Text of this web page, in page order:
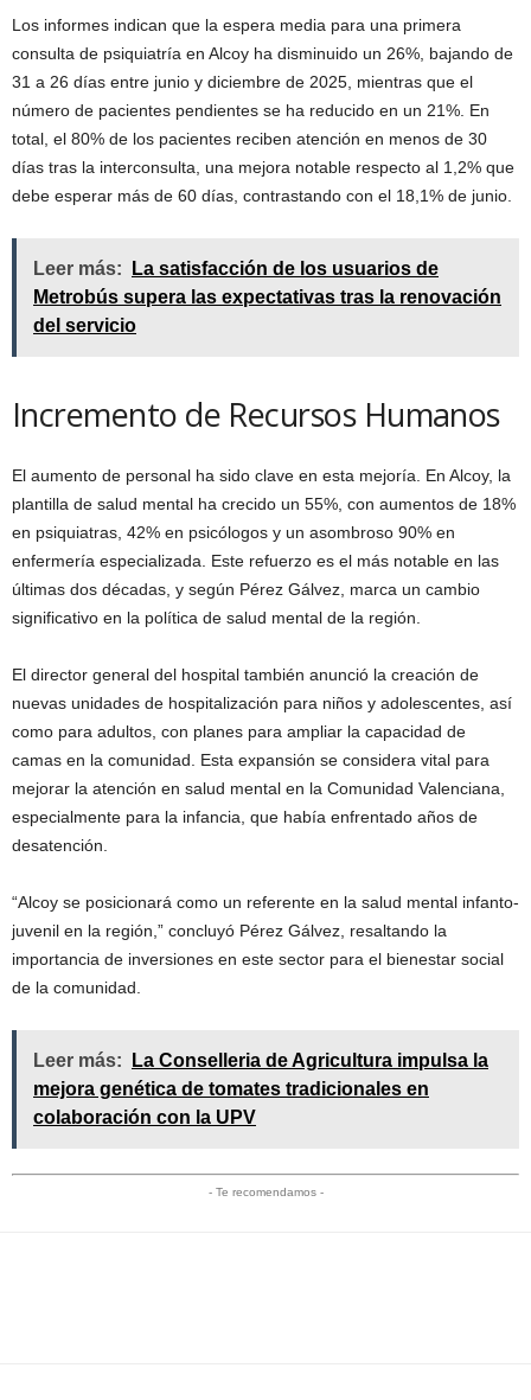
Los informes indican que la espera media para una primera
consulta de psiquiatría en Alcoy ha disminuido un 26%, bajando de
31 a 26 días entre junio y diciembre de 2025, mientras que el
número de pacientes pendientes se ha reducido en un 21%. En
total, el 80% de los pacientes reciben atención en menos de 30
días tras la interconsulta, una mejora notable respecto al 1,2% que
debe esperar más de 60 días, contrastando con el 18,1% de junio.
Leer más:
La satisfacción de los usuarios de
Metrobús supera las expectativas tras la renovación
del servicio
Incremento de Recursos Humanos
El aumento de personal ha sido clave en esta mejoría. En Alcoy, la
plantilla de salud mental ha crecido un 55%, con aumentos de 18%
en psiquiatras, 42% en psicólogos y un asombroso 90% en
enfermería especializada. Este refuerzo es el más notable en las
últimas dos décadas, y según Pérez Gálvez, marca un cambio
significativo en la política de salud mental de la región.
El director general del hospital también anunció la creación de
nuevas unidades de hospitalización para niños y adolescentes, así
como para adultos, con planes para ampliar la capacidad de
camas en la comunidad. Esta expansión se considera vital para
mejorar la atención en salud mental en la Comunidad Valenciana,
especialmente para la infancia, que había enfrentado años de
desatención.
“Alcoy se posicionará como un referente en la salud mental infanto-
juvenil en la región,” concluyó Pérez Gálvez, resaltando la
importancia de inversiones en este sector para el bienestar social
de la comunidad.
Leer más:
La Conselleria de Agricultura impulsa la
mejora genética de tomates tradicionales en
colaboración con la UPV
- Te recomendamos -